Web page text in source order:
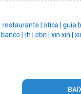
restaurante | otica | guia
banco | rh | ebn | xin xin |